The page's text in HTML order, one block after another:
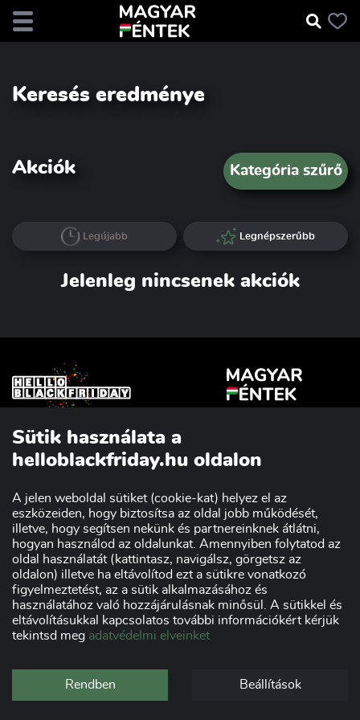
Keresés eredménye
Akciók Kategória szűrő
Legújabb Legnépszerűbb
Jelenleg nincsenek akciók
Sütik használata a
helloblackfriday.hu oldalon
A jelen weboldal sütiket (cookie-kat) helyez el az
eszközeiden, hogy biztosítsa az oldal jobb működését,
illetve, hogy segítsen nekünk és partnereinknek átlátni,
hogyan használod az oldalunkat. Amennyiben folytatod az
oldal használatát (kattintasz, navigálsz, görgetsz az
oldalon) illetve ha eltávolítod ezt a sütikre vonatkozó
figyelmeztetést, az a sütik alkalmazásához és
használatához való hozzájárulásnak minősül. A sütikkel és
eltávolításukkal kapcsolatos további információkért kérjük
tekintsd meg adatvédelmi elveinket
Rendben Beállítások
Szakmai partnerünk:
Impresszum
Kereskedőknek
Adatvédelmi nyilatkozat
Szponzorok